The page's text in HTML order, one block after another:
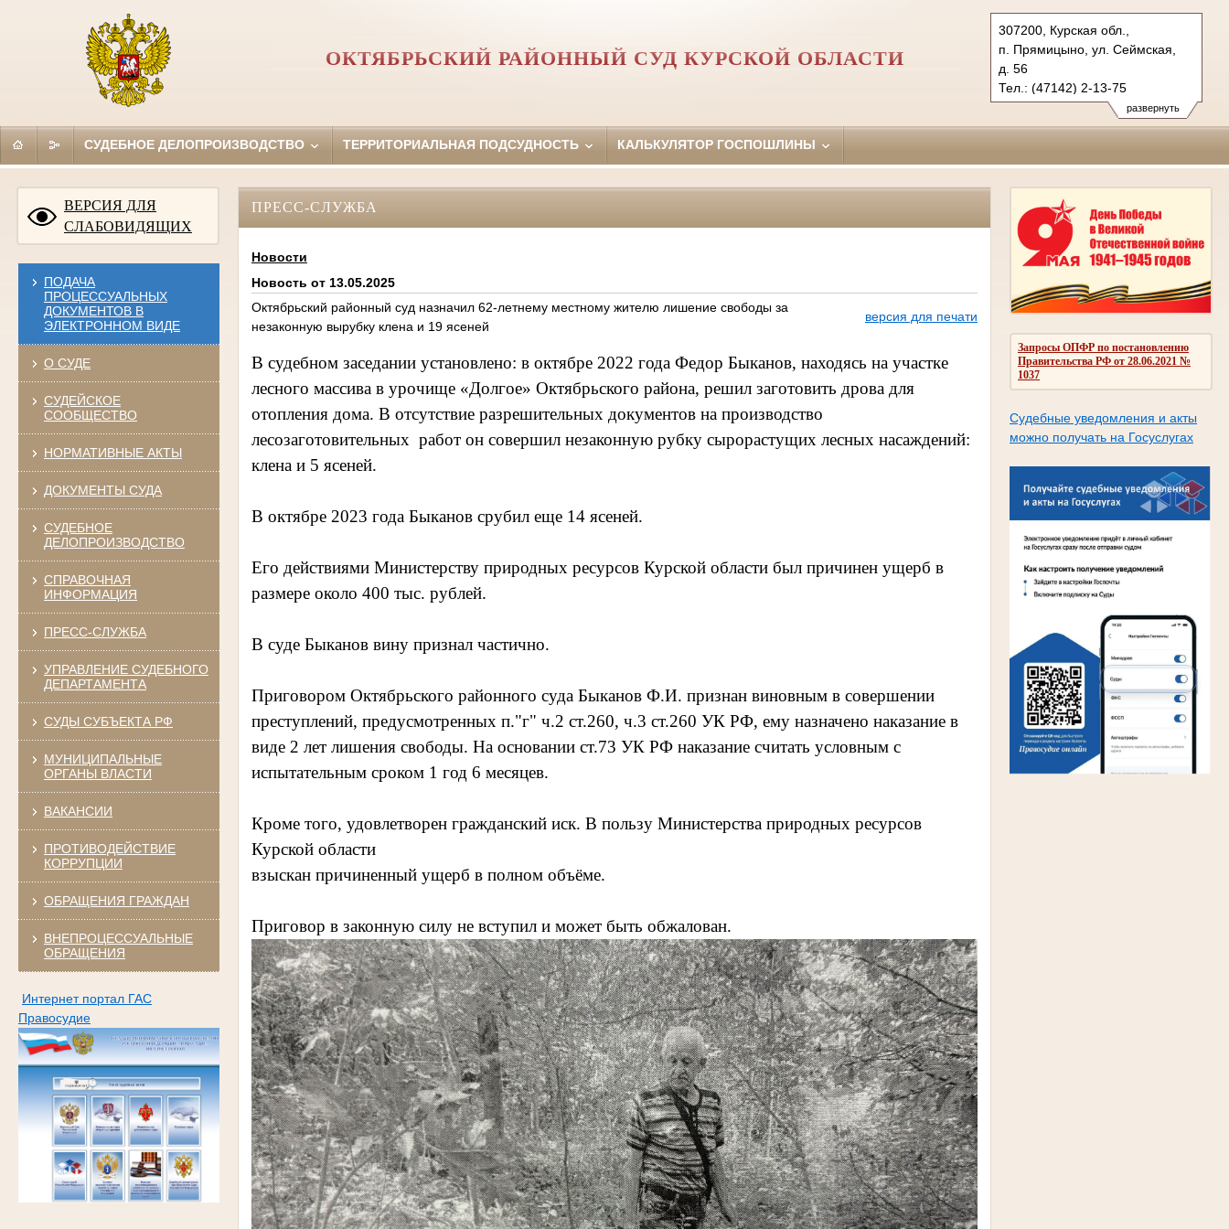
развернуть
307200, Курская обл.,
п. Прямицыно, ул. Сеймская,
д. 56
Тел.: (47142) 2-13-75
oktjabrsky.krs@sudrf.ru
ОКТЯБРЬСКИЙ РАЙОННЫЙ СУД КУРСКОЙ ОБЛАСТИ
СУДЕБНОЕ ДЕЛОПРОИЗВОДСТВО ТЕРРИТОРИАЛЬНАЯ ПОДСУДНОСТЬ КАЛЬКУЛЯТОР ГОСПОШЛИНЫ
ВЕРСИЯ ДЛЯ
СЛАБОВИДЯЩИХ
ПОДАЧА
ПРОЦЕССУАЛЬНЫХ
ДОКУМЕНТОВ В
ЭЛЕКТРОННОМ ВИДЕ
О СУДЕ
СУДЕЙСКОЕ
СООБЩЕСТВО
НОРМАТИВНЫЕ АКТЫ
ДОКУМЕНТЫ СУДА
СУДЕБНОЕ
ДЕЛОПРОИЗВОДСТВО
СПРАВОЧНАЯ
ИНФОРМАЦИЯ
ПРЕСС-СЛУЖБА
УПРАВЛЕНИЕ СУДЕБНОГО
ДЕПАРТАМЕНТА
СУДЫ СУБЪЕКТА РФ
МУНИЦИПАЛЬНЫЕ
ОРГАНЫ ВЛАСТИ
ВАКАНСИИ
ПРОТИВОДЕЙСТВИЕ
КОРРУПЦИИ
ОБРАЩЕНИЯ ГРАЖДАН
ВНЕПРОЦЕССУАЛЬНЫЕ
ОБРАЩЕНИЯ
Интернет портал ГАС
Правосудие
Запросы ОПФР по постановлению
Правительства РФ от 28.06.2021 №
1037
Судебные уведомления и акты
можно получать на Госуслугах
ПРЕСС-СЛУЖБА
Новости
Новость от 13.05.2025
Октябрьский районный суд назначил 62-летнему местному жителю лишение свободы за
незаконную вырубку клена и 19 ясеней
версия для печати
В судебном заседании установлено: в октябре 2022 года Федор Быканов, находясь на участке
лесного массива в урочище «Долгое» Октябрьского района, решил заготовить дрова для
отопления дома. В отсутствие разрешительных документов на производство
лесозаготовительных работ он совершил незаконную рубку сырорастущих лесных насаждений:
клена и 5 ясеней.
В октябре 2023 года Быканов срубил еще 14 ясеней.
Его действиями Министерству природных ресурсов Курской области был причинен ущерб в
размере около 400 тыс. рублей.
В суде Быканов вину признал частично.
Приговором Октябрьского районного суда Быканов Ф.И. признан виновным в совершении
преступлений, предусмотренных п."г" ч.2 ст.260, ч.3 ст.260 УК РФ, ему назначено наказание в
виде 2 лет лишения свободы. На основании ст.73 УК РФ наказание считать условным с
испытательным сроком 1 год 6 месяцев.
Кроме того, удовлетворен гражданский иск. В пользу Министерства природных ресурсов
Курской области
взыскан причиненный ущерб в полном объёме.
Приговор в законную силу не вступил и может быть обжалован.